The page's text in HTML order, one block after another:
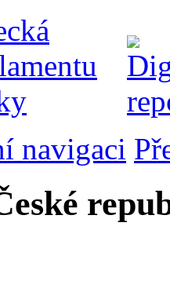
navigaci